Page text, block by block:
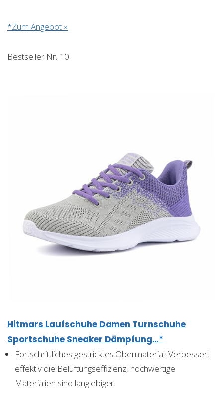
*Zum Angebot »
Bestseller Nr. 10
Hitmars Laufschuhe Damen Turnschuhe
Sportschuhe Sneaker Dämpfung…*
Fortschrittliches gestricktes Obermaterial: Verbessert
effektiv die Belüftungseffizienz, hochwertige
Materialien sind langlebiger.